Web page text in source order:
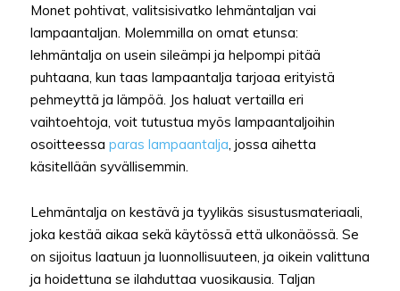
Monet pohtivat, valitsisivatko lehmäntaljan vai
lampaantaljan. Molemmilla on omat etunsa:
lehmäntalja on usein sileämpi ja helpompi pitää
puhtaana, kun taas lampaantalja tarjoaa erityistä
pehmeyttä ja lämpöä. Jos haluat vertailla eri
vaihtoehtoja, voit tutustua myös lampaantaljoihin
osoitteessa paras lampaantalja , jossa aihetta
käsitellään syvällisemmin.
Lehmäntalja on kestävä ja tyylikäs sisustusmateriaali,
joka kestää aikaa sekä käytössä että ulkonäössä. Se
on sijoitus laatuun ja luonnollisuuteen, ja oikein valittuna
ja hoidettuna se ilahduttaa vuosikausia. Taljan